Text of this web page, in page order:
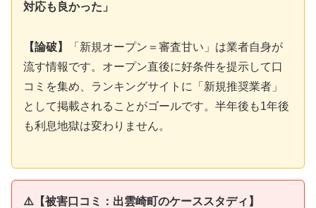
対応も良かった」
【論破】
「新規オープン＝審査甘い」は業者自身が
流す情報です。オープン直後に好条件を提示して口
コミを集め、ランキングサイトに「新規推奨業者」
として掲載されることがゴールです。半年後も1年後
も利息地獄は変わりません。
⚠️【被害口コミ：出雲崎町のケーススタディ】